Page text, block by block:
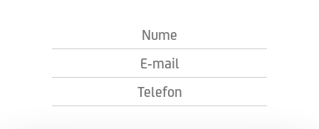
mail
Telefon